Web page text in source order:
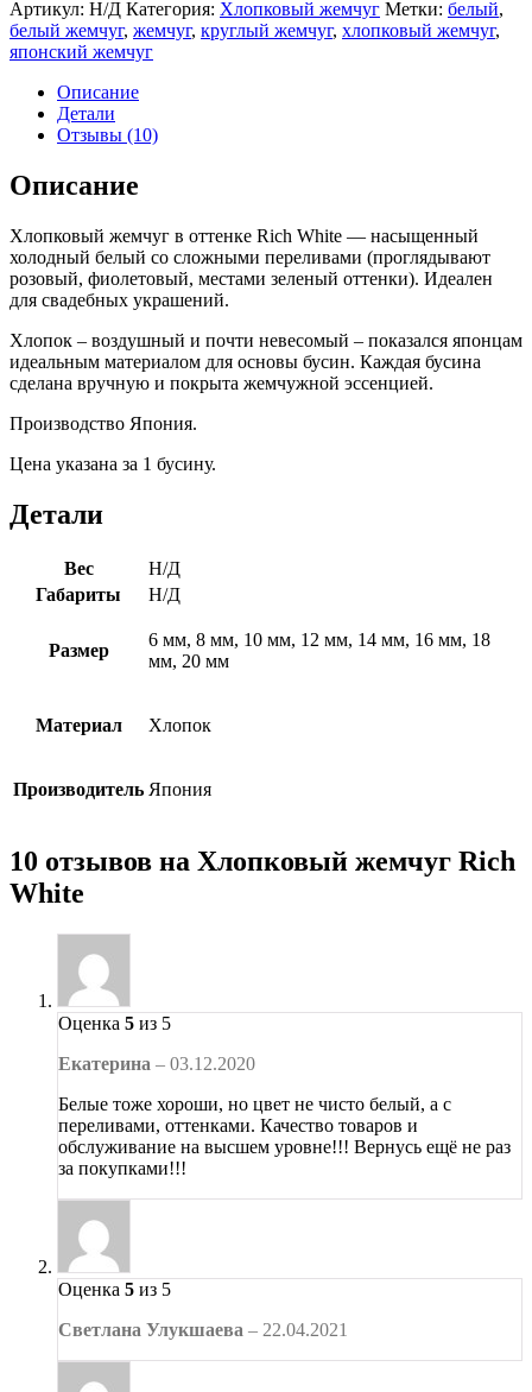
Rich
White
Артикул: Н/Д Категория: Хлопковый жемчуг Метки: белый,
белый жемчуг, жемчуг, круглый жемчуг, хлопковый жемчуг,
японский жемчуг
Описание
Детали
Отзывы (10)
Описание
Хлопковый жемчуг в оттенке Rich White — насыщенный
холодный белый со сложными переливами (проглядывают
розовый, фиолетовый, местами зеленый оттенки). Идеален
для свадебных украшений.
Хлопок – воздушный и почти невесомый – показался японцам
идеальным материалом для основы бусин. Каждая бусина
сделана вручную и покрыта жемчужной эссенцией.
Производство Япония.
Цена указана за 1 бусину.
Детали
Вес
Н/Д
Габариты
Н/Д
Размер
6 мм, 8 мм, 10 мм, 12 мм, 14 мм, 16 мм, 18
мм, 20 мм
Материал Хлопок
Производитель Япония
10 отзывов на Хлопковый жемчуг Rich
White
Оценка 5 из 5
Екатерина – 03.12.2020
Белые тоже хороши, но цвет не чисто белый, а с
переливами, оттенками. Качество товаров и
обслуживание на высшем уровне!!! Вернусь ещё не раз
за покупками!!!
Оценка 5 из 5
Светлана Улукшаева – 22.04.2021